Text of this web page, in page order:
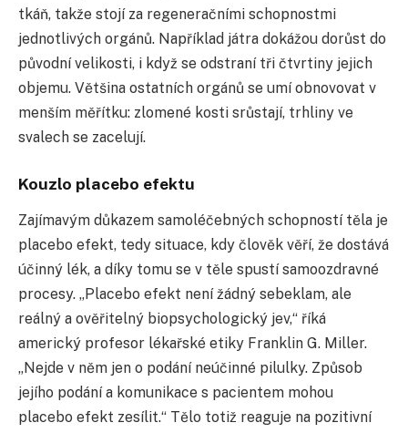
tkáň, takže stojí za regeneračními schopnostmi
jednotlivých orgánů. Například játra dokážou dorůst do
původní velikosti, i když se odstraní tři čtvrtiny jejich
objemu. Většina ostatních orgánů se umí obnovovat v
menším měřítku: zlomené kosti srůstají, trhliny ve
svalech se zacelují.
Kouzlo placebo efektu
Zajímavým důkazem samoléčebných schopností těla je
placebo efekt, tedy situace, kdy člověk věří, že dostává
účinný lék, a díky tomu se v těle spustí samoozdravné
procesy. „Placebo efekt není žádný sebeklam, ale
reálný a ověřitelný biopsychologický jev,“ říká
americký profesor lékařské etiky Franklin G. Miller.
„Nejde v něm jen o podání neúčinné pilulky. Způsob
jejího podání a komunikace s pacientem mohou
placebo efekt zesílit.“ Tělo totiž reaguje na pozitivní